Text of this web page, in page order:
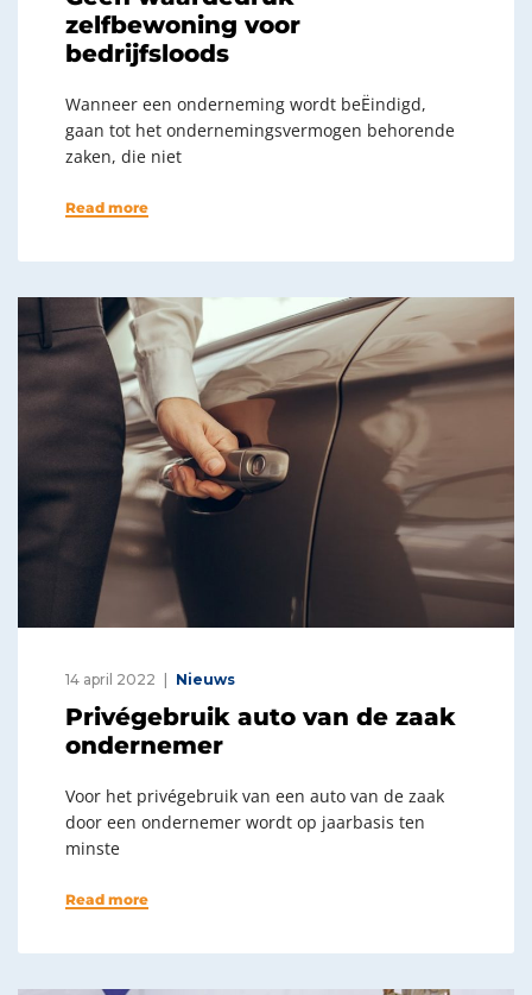
zelfbewoning voor
bedrijfsloods
Wanneer een onderneming wordt beËindigd,
gaan tot het ondernemingsvermogen behorende
zaken, die niet
Read more
14 april 2022 Nieuws
Privégebruik auto van de zaak
ondernemer
Voor het privégebruik van een auto van de zaak
door een ondernemer wordt op jaarbasis ten
minste
Read more